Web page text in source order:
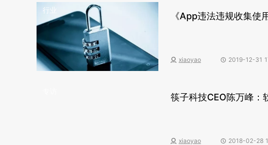
行业
《App违法违规收集使
xiaoyao 2019-12-31
筷子科技CEO陈万峰
xiaoyao 2018-02-28